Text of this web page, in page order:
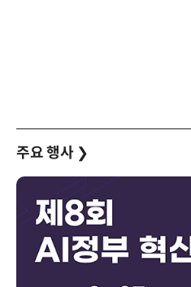
주요 행사 ❯